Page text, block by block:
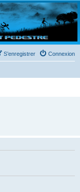
. Bonne navigation sur le site
Connexion
S’enregistrer